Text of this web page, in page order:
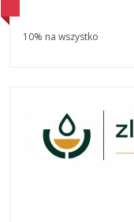
10% na wszystko